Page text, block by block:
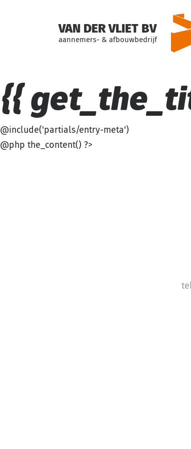
VAN DER VLIET BV
aannemers- & afbouwbedrijf
{{
@include('partials/entry-meta')
@php the_content() ?>